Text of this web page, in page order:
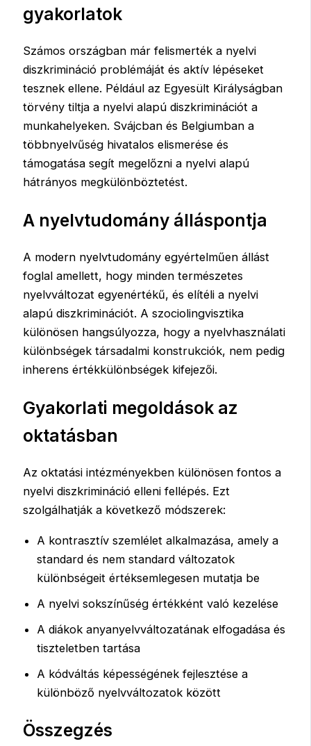
gyakorlatok
Számos országban már felismerték a nyelvi
diszkrimináció problémáját és aktív lépéseket
tesznek ellene. Például az Egyesült Királyságban
törvény tiltja a nyelvi alapú diszkriminációt a
munkahelyeken. Svájcban és Belgiumban a
többnyelvűség hivatalos elismerése és
támogatása segít megelőzni a nyelvi alapú
hátrányos megkülönböztetést.
A nyelvtudomány álláspontja
A modern nyelvtudomány egyértelműen állást
foglal amellett, hogy minden természetes
nyelvváltozat egyenértékű, és elítéli a nyelvi
alapú diszkriminációt. A szociolingvisztika
különösen hangsúlyozza, hogy a nyelvhasználati
különbségek társadalmi konstrukciók, nem pedig
inherens értékkülönbségek kifejezői.
Gyakorlati megoldások az
oktatásban
Az oktatási intézményekben különösen fontos a
nyelvi diszkrimináció elleni fellépés. Ezt
szolgálhatják a következő módszerek:
A kontrasztív szemlélet alkalmazása, amely a
standard és nem standard változatok
különbségeit értéksemlegesen mutatja be
A nyelvi sokszínűség értékként való kezelése
A diákok anyanyelvváltozatának elfogadása és
tiszteletben tartása
A kódváltás képességének fejlesztése a
különböző nyelvváltozatok között
Összegzés